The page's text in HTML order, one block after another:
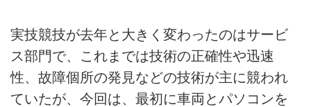
実技競技が去年と大きく変わったのはサービ
ス部門で、これまでは技術の正確性や迅速
性、故障個所の発見などの技術が主に競われ
ていたが、今回は、最初に車両とパソコンを